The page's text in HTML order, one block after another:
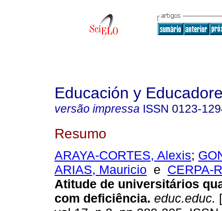
Educación y
versão impressa ISSN 0123-
Resumo
ARAYA-CORTES, Alexis;
ARIAS, Mauricio e CERPA-
Atitude de universitários
com deficiência. educ.educ.